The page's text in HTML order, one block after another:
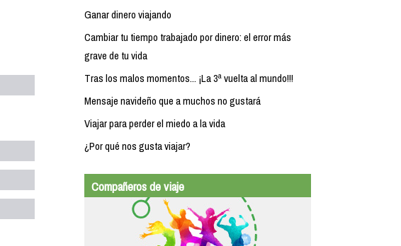
Ganar dinero viajando
Cambiar tu tiempo trabajado por dinero: el error más
grave de tu vida
Tras los malos momentos... ¡La 3ª vuelta al mundo!!!
Mensaje navideño que a muchos no gustará
Viajar para perder el miedo a la vida
¿Por qué nos gusta viajar?
Compañeros de viaje